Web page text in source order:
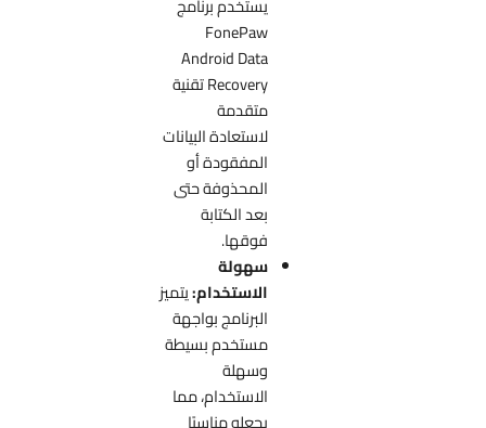
يستخدم برنامج
FonePaw
Android Data
Recovery تقنية
متقدمة
لاستعادة البيانات
المفقودة أو
المحذوفة حتى
بعد الكتابة
فوقها.
سهولة
الاستخدام:يتميز
البرنامج بواجهة
مستخدم بسيطة
وسهلة
الاستخدام، مما